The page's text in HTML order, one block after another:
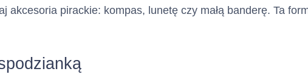
internetowej : Nie dotyczy
cech kredytu
akcesoria pirackie: kompas, lunetę czy małą banderę. Ta